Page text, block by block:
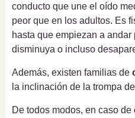
conducto que une el oído
peor que en los adultos. Es
hasta que empiezan a
disminuya o incluso
Además, existen familias de
la inclinación de la trompa
De todos modos, en caso de